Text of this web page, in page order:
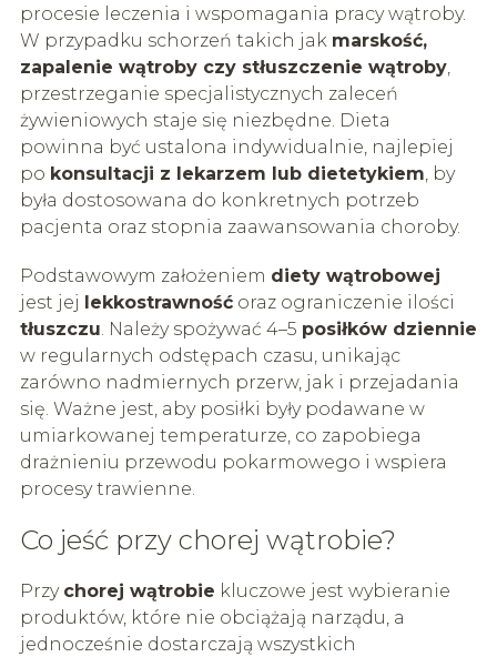
procesie leczenia i wspomagania pracy wątroby.
W przypadku schorzeń takich jak marskość,
zapalenie wątroby czy stłuszczenie wątroby,
przestrzeganie specjalistycznych zaleceń
żywieniowych staje się niezbędne. Dieta
powinna być ustalona indywidualnie, najlepiej
po konsultacji z lekarzem lub dietetykiem, by
była dostosowana do konkretnych potrzeb
pacjenta oraz stopnia zaawansowania choroby.
Podstawowym założeniem diety wątrobowej
jest jej
lekkostrawnośćoraz ograniczenie ilości
tłuszczu. Należy spożywać 4–5 posiłków dziennie
w regularnych odstępach czasu, unikając
zarówno nadmiernych przerw, jak i przejadania
się. Ważne jest, aby posiłki były podawane w
umiarkowanej temperaturze, co zapobiega
drażnieniu przewodu pokarmowego i wspiera
procesy trawienne.
Co jeść przy chorej wątrobie?
Przy chorej wątrobie kluczowe jest wybieranie
produktów, które nie obciążają narządu, a
jednocześnie dostarczają wszystkich